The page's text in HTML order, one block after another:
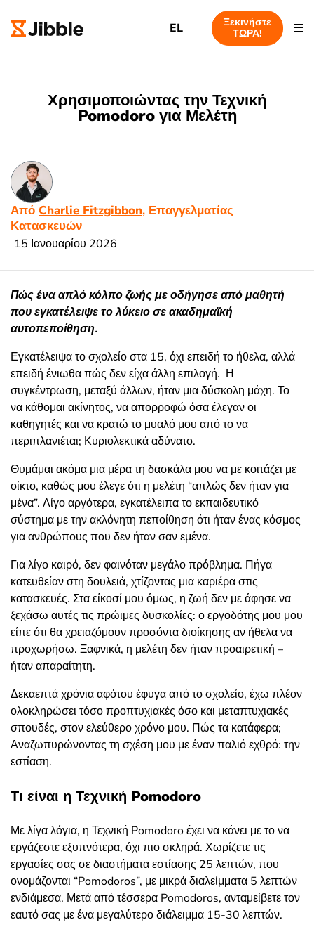
EL
Ξεκινήστε
ΤΩΡΑ!
Χρησιμοποιώντας την Τεχνική
Pomodoro για Μελέτη
Από Charlie Fitzgibbon, Επαγγελματίας
Κατασκευών
15 Ιανουαρίου 2026
Πώς ένα απλό κόλπο ζωής με οδήγησε από μαθητή
που εγκατέλειψε το λύκειο σε ακαδημαϊκή
αυτοπεποίθηση.
Εγκατέλειψα το σχολείο στα 15, όχι επειδή το ήθελα, αλλά
επειδή ένιωθα πώς δεν είχα άλλη επιλογή. Η
συγκέντρωση, μεταξύ άλλων, ήταν μια δύσκολη μάχη. Το
να κάθομαι ακίνητος, να απορροφώ όσα έλεγαν οι
καθηγητές και να κρατώ το μυαλό μου από το να
περιπλανιέται; Κυριολεκτικά αδύνατο.
Θυμάμαι ακόμα μια μέρα τη δασκάλα μου να με κοιτάζει με
οίκτο, καθώς μου έλεγε ότι η μελέτη “απλώς δεν ήταν για
μένα”. Λίγο αργότερα, εγκατέλειπα το εκπαιδευτικό
σύστημα με την ακλόνητη πεποίθηση ότι ήταν ένας κόσμος
για ανθρώπους που δεν ήταν σαν εμένα.
Για λίγο καιρό, δεν φαινόταν μεγάλο πρόβλημα. Πήγα
κατευθείαν στη δουλειά, χτίζοντας μια καριέρα στις
κατασκευές. Στα είκοσί μου όμως, η ζωή δεν με άφησε να
ξεχάσω αυτές τις πρώιμες δυσκολίες: ο εργοδότης μου μου
είπε ότι θα χρειαζόμουν προσόντα διοίκησης αν ήθελα να
προχωρήσω. Ξαφνικά, η μελέτη δεν ήταν προαιρετική –
ήταν απαραίτητη.
Δεκαεπτά χρόνια αφότου έφυγα από το σχολείο, έχω πλέον
ολοκληρώσει τόσο προπτυχιακές όσο και μεταπτυχιακές
σπουδές, στον ελεύθερο χρόνο μου. Πώς τα κατάφερα;
Αναζωπυρώνοντας τη σχέση μου με έναν παλιό εχθρό: την
εστίαση.
Τι είναι η Τεχνική Pomodoro
Με λίγα λόγια, η Τεχνική Pomodoro έχει να κάνει με το να
εργάζεστε εξυπνότερα, όχι πιο σκληρά. Χωρίζετε τις
εργασίες σας σε διαστήματα εστίασης 25 λεπτών, που
ονομάζονται “Pomodoros”, με μικρά διαλείμματα 5 λεπτών
ενδιάμεσα. Μετά από τέσσερα Pomodoros, ανταμείβετε τον
εαυτό σας με ένα μεγαλύτερο διάλειμμα 15-30 λεπτών.